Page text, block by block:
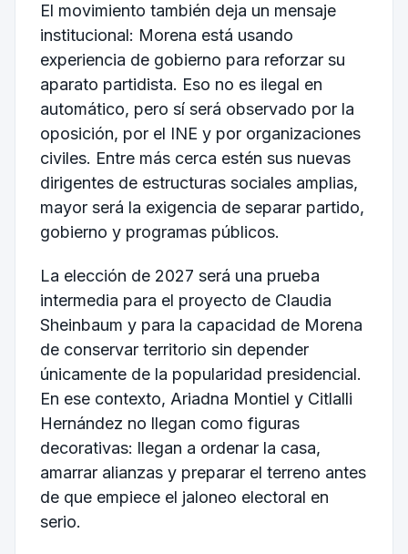
El movimiento también deja un mensaje
institucional: Morena está usando
experiencia de gobierno para reforzar su
aparato partidista. Eso no es ilegal en
automático, pero sí será observado por la
oposición, por el INE y por organizaciones
civiles. Entre más cerca estén sus nuevas
dirigentes de estructuras sociales amplias,
mayor será la exigencia de separar partido,
gobierno y programas públicos.
La elección de 2027 será una prueba
intermedia para el proyecto de Claudia
Sheinbaum y para la capacidad de Morena
de conservar territorio sin depender
únicamente de la popularidad presidencial.
En ese contexto, Ariadna Montiel y Citlalli
Hernández no llegan como figuras
decorativas: llegan a ordenar la casa,
amarrar alianzas y preparar el terreno antes
de que empiece el jaloneo electoral en
serio.